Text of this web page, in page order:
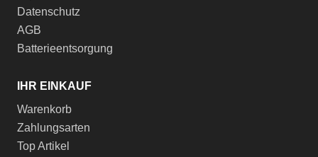
Datenschutz
AGB
Batterieentsorgung
IHR EINKAUF
Warenkorb
Zahlungsarten
Top Artikel